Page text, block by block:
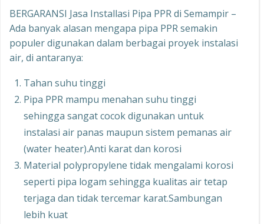
BERGARANSI Jasa Installasi Pipa PPR di Semampir –
Ada banyak alasan mengapa pipa PPR semakin
populer digunakan dalam berbagai proyek instalasi
air, di antaranya:
Tahan suhu tinggi
Pipa PPR mampu menahan suhu tinggi
sehingga sangat cocok digunakan untuk
instalasi air panas maupun sistem pemanas air
(water heater).Anti karat dan korosi
Material polypropylene tidak mengalami korosi
seperti pipa logam sehingga kualitas air tetap
terjaga dan tidak tercemar karat.Sambungan
lebih kuat